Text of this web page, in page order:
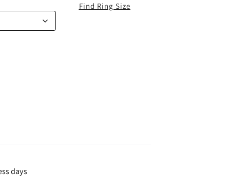
Find Ring Size
days